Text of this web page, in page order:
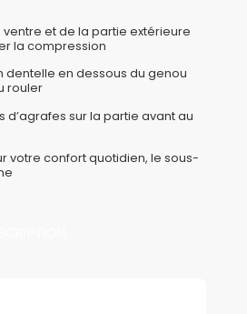
ventre et de la partie extérieure
la compression
dentelle en dessous du genou
rouler
d’agrafes sur la partie avant au
votre confort quotidien, le sous-